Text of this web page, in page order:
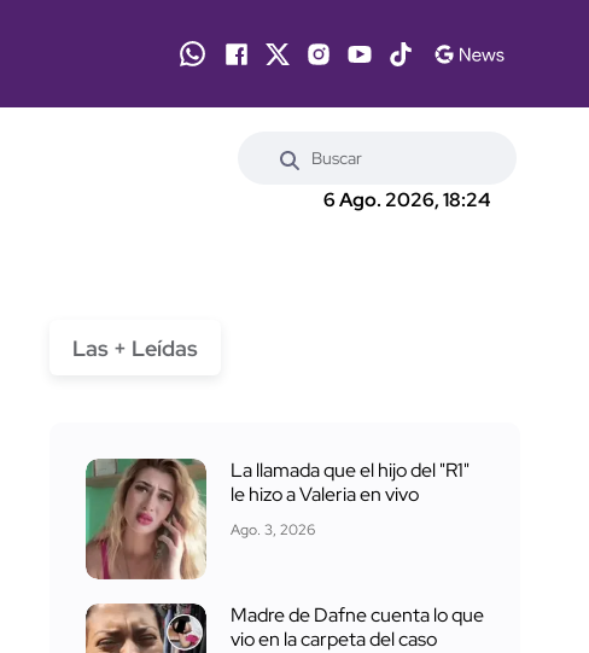
6 Ago. 2026, 18:24
Las + Leídas
La llamada que el hijo del "R1"
le hizo a Valeria en vivo
Ago. 3, 2026
Madre de Dafne cuenta lo que
vio en la carpeta del caso